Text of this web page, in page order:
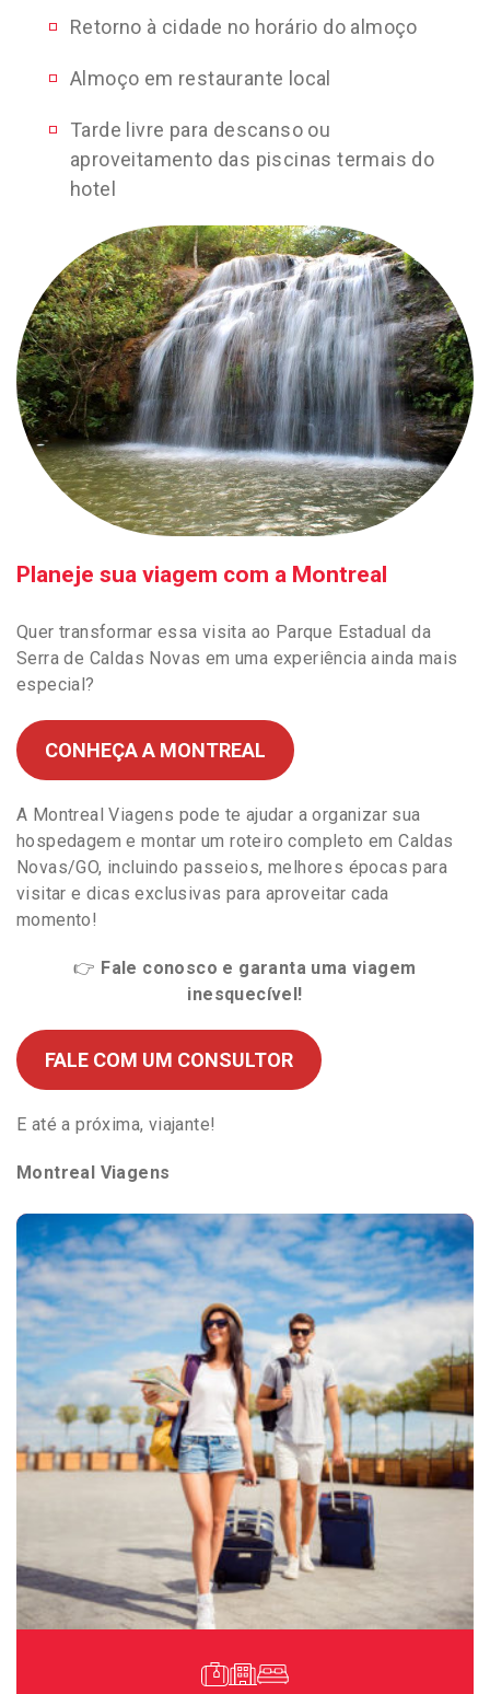
Retorno à cidade no horário do almoço
Almoço em restaurante local
Tarde livre para descanso ou
aproveitamento das piscinas termais do
hotel
Planeje sua viagem com a Montreal
Quer transformar essa visita ao Parque Estadual da
Serra de Caldas Novas em uma experiência ainda mais
especial?
CONHEÇA A MONTREAL
A Montreal Viagens pode te ajudar a organizar sua
hospedagem e montar um roteiro completo em Caldas
Novas/GO, incluindo passeios, melhores épocas para
visitar e dicas exclusivas para aproveitar cada
momento!
👉 Fale conosco e garanta uma viagem
inesquecível!
FALE COM UM CONSULTOR
E até a próxima, viajante!
Montreal Viagens